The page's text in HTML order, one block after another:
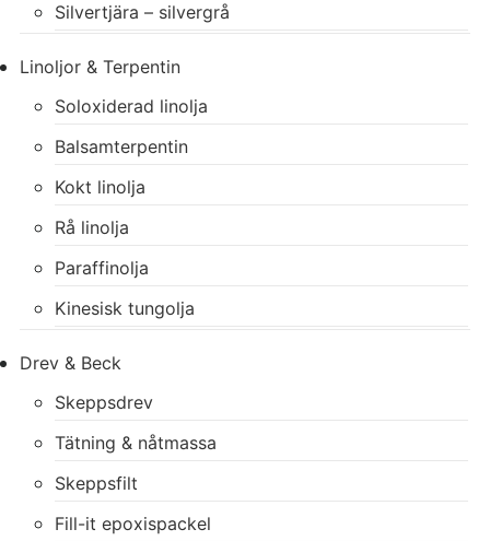
Silvertjära – silvergrå
Linoljor & Terpentin
Soloxiderad linolja
Balsamterpentin
Kokt linolja
Rå linolja
Paraffinolja
Kinesisk tungolja
Drev & Beck
Skeppsdrev
Tätning & nåtmassa
Skeppsfilt
Fill-it epoxispackel